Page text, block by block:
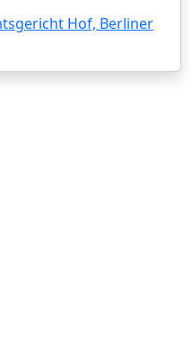
Hof, Berliner